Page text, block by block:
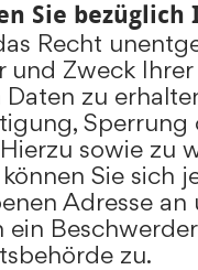
Sie bezüglich
Recht
und Zweck
zu
sowie zu
Sie sich
Adresse an
ein
zu.